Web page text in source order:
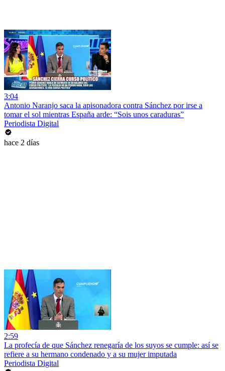
3:04
Antonio Naranjo saca la apisonadora contra Sánchez por irse a
tomar el sol mientras España arde: “Sois unos caraduras”
Periodista Digital
hace 2 días
2:59
La profecía de que Sánchez renegaría de los suyos se cumple: así se
refiere a su hermano condenado y a su mujer imputada
Periodista Digital